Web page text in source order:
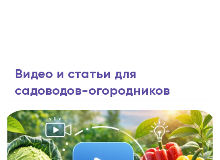
Видео и статьи для
садоводов-огородников